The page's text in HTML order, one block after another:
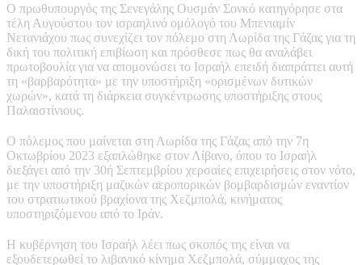
Ο πρωθυπουργός της Σενεγάλης Ουσμάν Σονκό κατηγόρησε στα
τέλη Αυγούστου τον ισραηλινό ομόλογό του Μπενιαμίν
Νετανιάχου πως συνεχίζει τον πόλεμο στη Λωρίδα της Γάζας για τη
δική του πολιτική επιβίωση και πρόσθεσε πως θα αναλάβει
πρωτοβουλία για να απομονώσει το Ισραήλ επειδή διαπράττει αυτή
τη «βαρβαρότητα» με την υποστήριξη «ορισμένων δυτικών
χωρών», κατά τη διάρκεια συγκέντρωσης υποστήριξης στους
Παλαιστίνιους.
Ο πόλεμος που μαίνεται στη Λωρίδα της Γάζας από την 7η
Οκτωβρίου 2023 εξαπλώθηκε στον Λίβανο, όπου το Ισραήλ
διεξάγει από την 30ή Σεπτεμβρίου χερσαίες επιχειρήσεις στον νότο,
με την υποστήριξη μαζικών αεροπορικών βομβαρδισμών εναντίον
του στρατιωτικού βραχίονα της Χεζμπολά, κινήματος
υποστηριζόμενου από το Ιράν.
Η κυβέρνηση του Ισραήλ λέει πως σκοπός της είναι να
εξουδετερωθεί το λιβανικό κίνημα Χεζμπολά, σύμμαχος της